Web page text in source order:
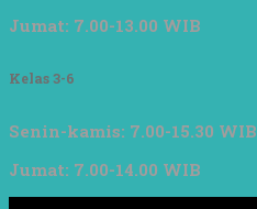
Jumat: 7.00-13.00 WIB
Kelas 3-6
Senin-kamis: 7.00-15.30 WIB
Jumat: 7.00-14.00 WIB